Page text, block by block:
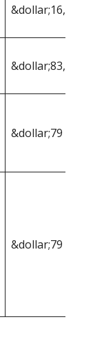
&dollar;16,255
&dollar;83,745
&dollar;79 793
&dollar;79 793